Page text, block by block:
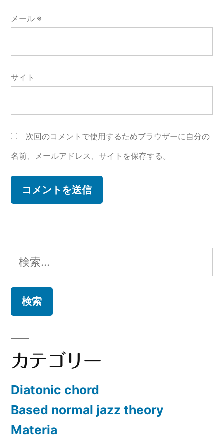
メール ※
サイト
次回のコメントで使用するためブラウザーに自分の
名前、メールアドレス、サイトを保存する。
検
索:
カテゴリー
Diatonic chord
Based normal jazz theory
Materia